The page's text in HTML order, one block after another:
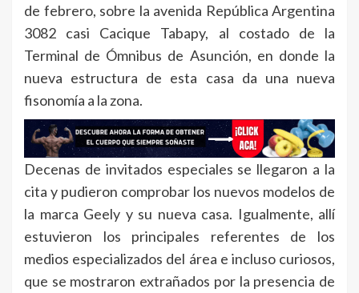
de febrero, sobre la avenida República Argentina
3082 casi Cacique Tabapy, al costado de la
Terminal de Ómnibus de Asunción, en donde la
nueva estructura de esta casa da una nueva
fisonomía a la zona.
Decenas de invitados especiales se llegaron a la
cita y pudieron comprobar los nuevos modelos de
la marca Geely y su nueva casa. Igualmente, allí
estuvieron los principales referentes de los
medios especializados del área e incluso curiosos,
que se mostraron extrañados por la presencia de